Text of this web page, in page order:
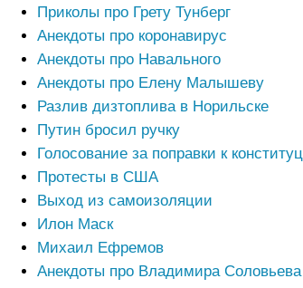
Приколы про Грету Тунберг
Анекдоты про коронавирус
Анекдоты про Навального
Анекдоты про Елену Малышеву
Разлив дизтоплива в Норильске
Путин бросил ручку
Голосование за поправки к
Протесты в США
Выход из самоизоляции
Илон Маск
Михаил Ефремов
Анекдоты про Владимира Соловьева